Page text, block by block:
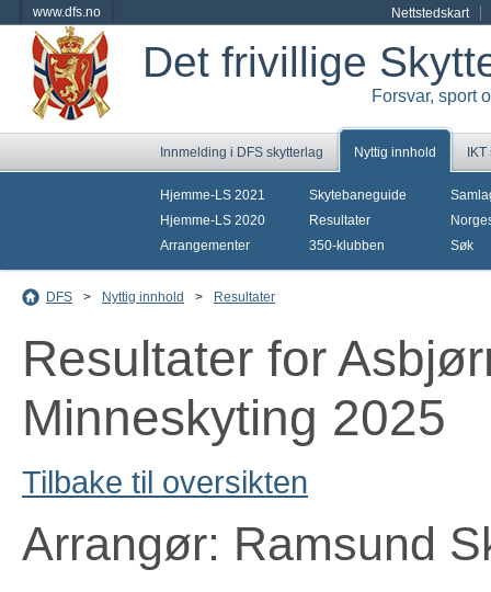
www.dfs.no Nettstedskart
Det frivillige
Forsvar, sport
Innmelding i DFS skytterlag Nyttig innhold
Hjemme-LS 2021
Hjemme-LS 2020
Arrangementer
Skytebaneguide
Resultater
350-klubben
Søk
DFS > Nyttig innhold > Resultater
Resultater for
Minneskyting 2025
Tilbake til oversikten
Arrangør: Ramsund